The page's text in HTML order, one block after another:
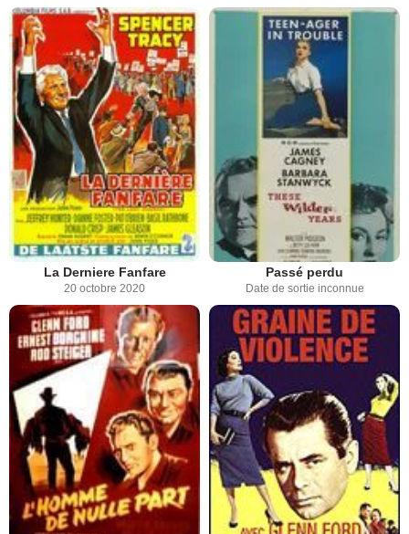
La Derniere Fanfare
20 octobre 2020
Passé perdu
Date de sortie inconnue